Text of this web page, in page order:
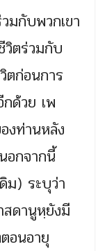
มกับพวกเขา
ตร่วมกับ
ตก่อนการ
ด้วย เพ
งท่านหลัง
อกจากนี้
ม) ระบุว่า
สดานูหฺยังมี
อนอายุ